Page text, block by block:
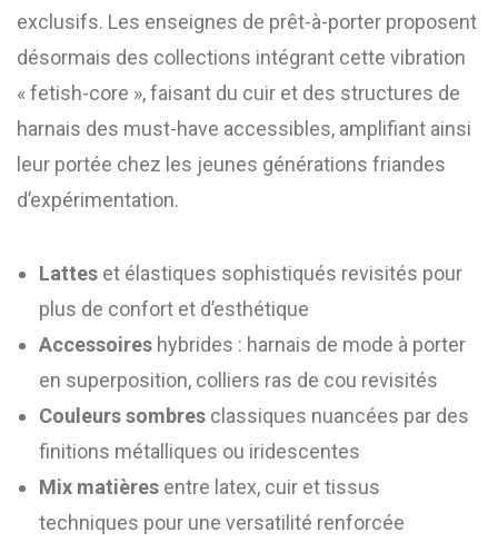
exclusifs. Les enseignes de prêt-à-porter proposent
désormais des collections intégrant cette vibration
« fetish-core », faisant du cuir et des structures de
harnais des must-have accessibles, amplifiant ainsi
leur portée chez les jeunes générations friandes
d’expérimentation.
Lattes et élastiques sophistiqués revisités pour
plus de confort et d’esthétique
Accessoires hybrides : harnais de mode à porter
en superposition, colliers ras de cou revisités
Couleurs sombres classiques nuancées par des
finitions métalliques ou iridescentes
Mix matières entre latex, cuir et tissus
techniques pour une versatilité renforcée